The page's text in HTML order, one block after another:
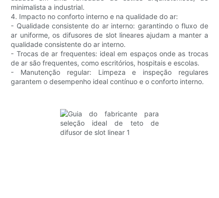
minimalista a industrial.
4. Impacto no conforto interno e na qualidade do ar:
- Qualidade consistente do ar interno: garantindo o fluxo de
ar uniforme, os difusores de slot lineares ajudam a manter a
qualidade consistente do ar interno.
- Trocas de ar frequentes: ideal em espaços onde as trocas
de ar são frequentes, como escritórios, hospitais e escolas.
- Manutenção regular: Limpeza e inspeção regulares
garantem o desempenho ideal contínuo e o conforto interno.